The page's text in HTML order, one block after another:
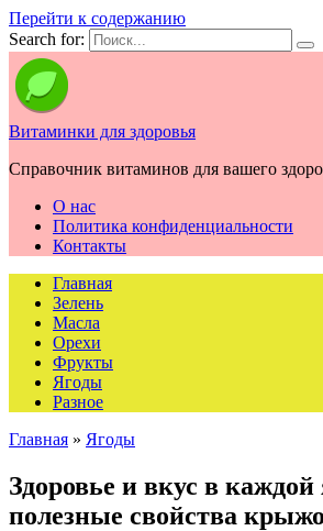
Перейти к содержанию
Search for:
Витаминки для здоровья
Справочник витаминов для вашего
О нас
Политика конфиденциальности
Контакты
Главная
Зелень
Масла
Орехи
Фрукты
Ягоды
Разное
Главная » Ягоды
Здоровье и вкус в каждой
полезные свойства